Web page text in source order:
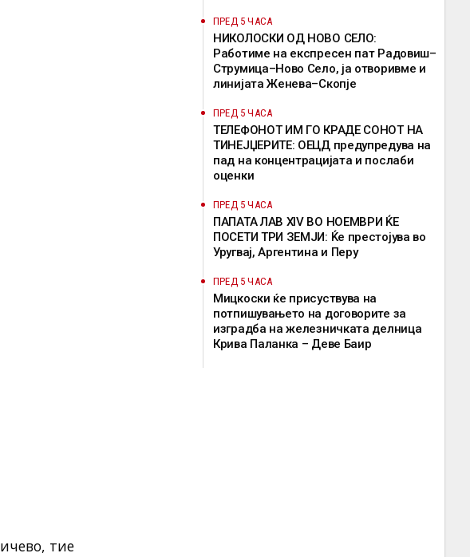
тие
ПРЕД 5 ЧАСА
НИКОЛОСКИ ОД НОВО СЕЛО:
Работиме на експресен пат Радовиш–
Струмица–Ново Село, ја отворивме и
линијата Женева–Скопје
ПРЕД 5 ЧАСА
ТЕЛЕФОНОТ ИМ ГО КРАДЕ СОНОТ НА
ТИНЕЈЏЕРИТЕ: ОЕЦД предупредува на
пад на концентрацијата и послаби
оценки
ПРЕД 5 ЧАСА
ПАПАТА ЛАВ XIV ВО НОЕМВРИ ЌЕ
ПОСЕТИ ТРИ ЗЕМЈИ: Ќе престојува во
Уругвај, Аргентина и Перу
ПРЕД 5 ЧАСА
Мицкоски ќе присуствува на
потпишувањето на договорите за
изградба на железничката делница
Крива Паланка – Деве Баир